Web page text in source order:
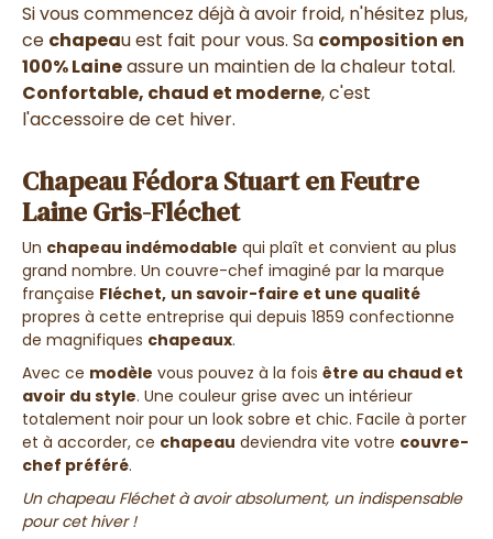
Si vous commencez déjà à avoir froid, n'hésitez plus,
ce chapeau est fait pour vous. Sa composition en
100% Laineassure un maintien de la chaleur total.
Confortable, chaud et moderne, c'est
l'accessoire de cet hiver.
Chapeau Fédora Stuart en Feutre
Laine Gris-Fléchet
Un chapeau indémodable qui plaît et convient au plus
grand nombre. Un couvre-chef imaginé par la marque
française Fléchet, un savoir-faire et une qualité
propres à cette entreprise qui depuis 1859 confectionne
de magnifiques chapeaux.
Avec ce modèle vous pouvez à la fois être au chaud et
avoir du style. Une couleur grise avec un intérieur
totalement noir pour un look sobre et chic. Facile à porter
et à accorder, ce chapeau deviendra vite votre couvre-
chef préféré.
Un chapeau Fléchet à avoir absolument, un indispensable
pour cet hiver !